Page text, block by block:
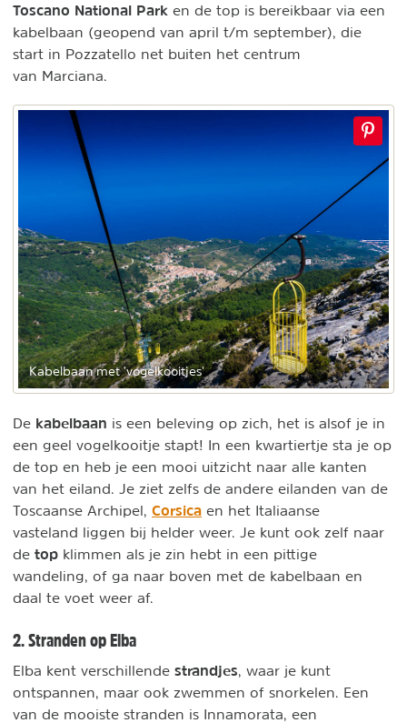
Toscano National Park en de top is bereikbaar via een
kabelbaan (geopend van april t/m september), die
start in Pozzatello net buiten het centrum
van Marciana.
Kabelbaan met 'vogelkooitjes'
De kabelbaan is een beleving op zich, het is alsof je in
een geel vogelkooitje stapt! In een kwartiertje sta je op
de top en heb je een mooi uitzicht naar alle kanten
van het eiland. Je ziet zelfs de andere eilanden van de
Toscaanse Archipel, Corsica en het Italiaanse
vasteland liggen bij helder weer. Je kunt ook zelf naar
de top klimmen als je zin hebt in een pittige
wandeling, of ga naar boven met de kabelbaan en
daal te voet weer af.
2. Stranden op Elba
Elba kent verschillende strandjes, waar je kunt
ontspannen, maar ook zwemmen of snorkelen. Een
van de mooiste stranden is Innamorata, een